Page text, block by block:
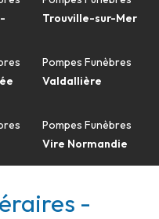
Trouville-sur-Mer
Pompes Funèbres
Valdallière
Pompes Funèbres
Vire Normandie
-